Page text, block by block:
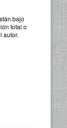
bajo
total o
autor.